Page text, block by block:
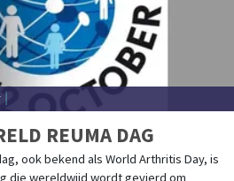
REUMA DAG
ook bekend als World Arthritis Day, is
die wereldwijd wordt gevierd om